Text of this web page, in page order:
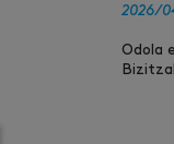
2026/
Odola